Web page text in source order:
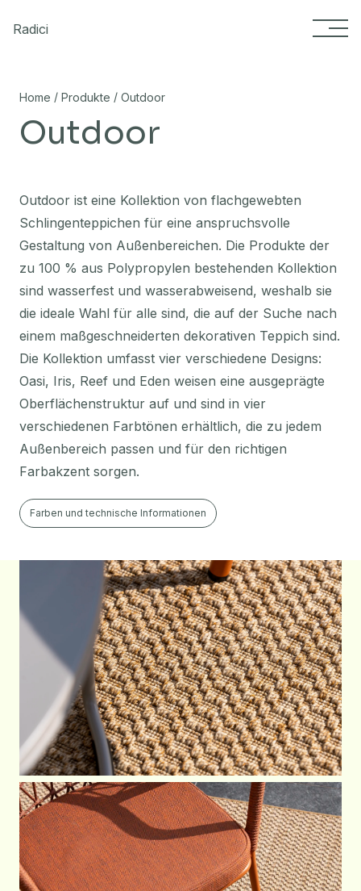
Radici
Home / Produkte / Outdoor
Outdoor
Outdoor ist eine Kollektion von flachgewebten
Schlingenteppichen für eine anspruchsvolle
Gestaltung von Außenbereichen. Die Produkte der
zu 100 % aus Polypropylen bestehenden Kollektion
sind wasserfest und wasserabweisend, weshalb sie
die ideale Wahl für alle sind, die auf der Suche nach
einem maßgeschneiderten dekorativen Teppich sind.
Die Kollektion umfasst vier verschiedene Designs:
Oasi, Iris, Reef und Eden weisen eine ausgeprägte
Oberflächenstruktur auf und sind in vier
verschiedenen Farbtönen erhältlich, die zu jedem
Außenbereich passen und für den richtigen
Farbakzent sorgen.
Farben und technische Informationen